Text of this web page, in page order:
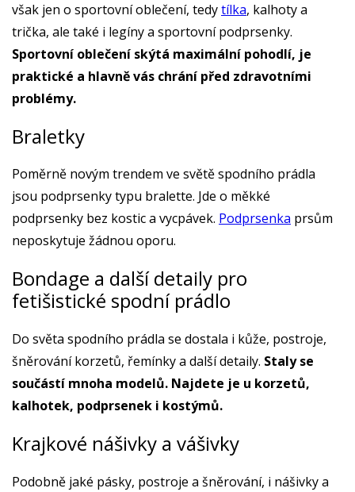
však jen o sportovní oblečení, tedytílka, kalhoty a
trička, ale také i legíny a sportovní podprsenky.
Sportovní oblečení skýtá maximální pohodlí, je
praktické a hlavně vás chrání před zdravotními
problémy.
Braletky
Poměrně novým trendem ve světě spodního prádla
jsou podprsenky typu bralette. Jde o měkké
podprsenky bez kostic a vycpávek. Podprsenka prsům
neposkytuje žádnou oporu.
Bondage a další detaily pro
fetišistické spodní prádlo
Do světa spodního prádla se dostala i kůže, postroje,
šněrování korzetů, řemínky a další detaily. Staly se
součástí mnoha modelů. Najdete je u korzetů,
kalhotek, podprsenek i kostýmů.
Krajkové nášivky a vášivky
Podobně jaké pásky, postroje a šněrování, i nášivky a